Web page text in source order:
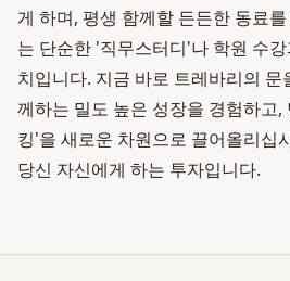
게 하며, 평생 함께할 든든한 동료
는 단순한 '직무스터디'나 학원 수
치입니다. 지금 바로 트레바리의
께하는 밀도 높은 성장을 경험하고,
킹'을 새로운 차원으로 끌어올리십
당신 자신에게 하는 투자입니다.